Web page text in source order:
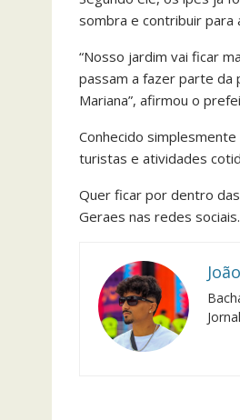
sombra e contribuir para
“Nosso jardim vai ficar
passam a fazer parte da
Mariana”, afirmou o
Conhecido simplesmente
turistas e atividades
Quer ficar por dentro
Geraes nas redes